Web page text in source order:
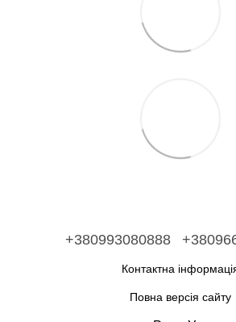
+380993080888
Контактна
Повна версія сайту